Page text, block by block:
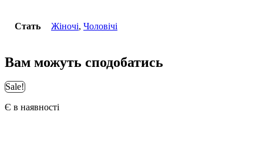
Стать Жіночі, Чоловічі
Вам можуть сподобатись
Sale!
Є в наявності